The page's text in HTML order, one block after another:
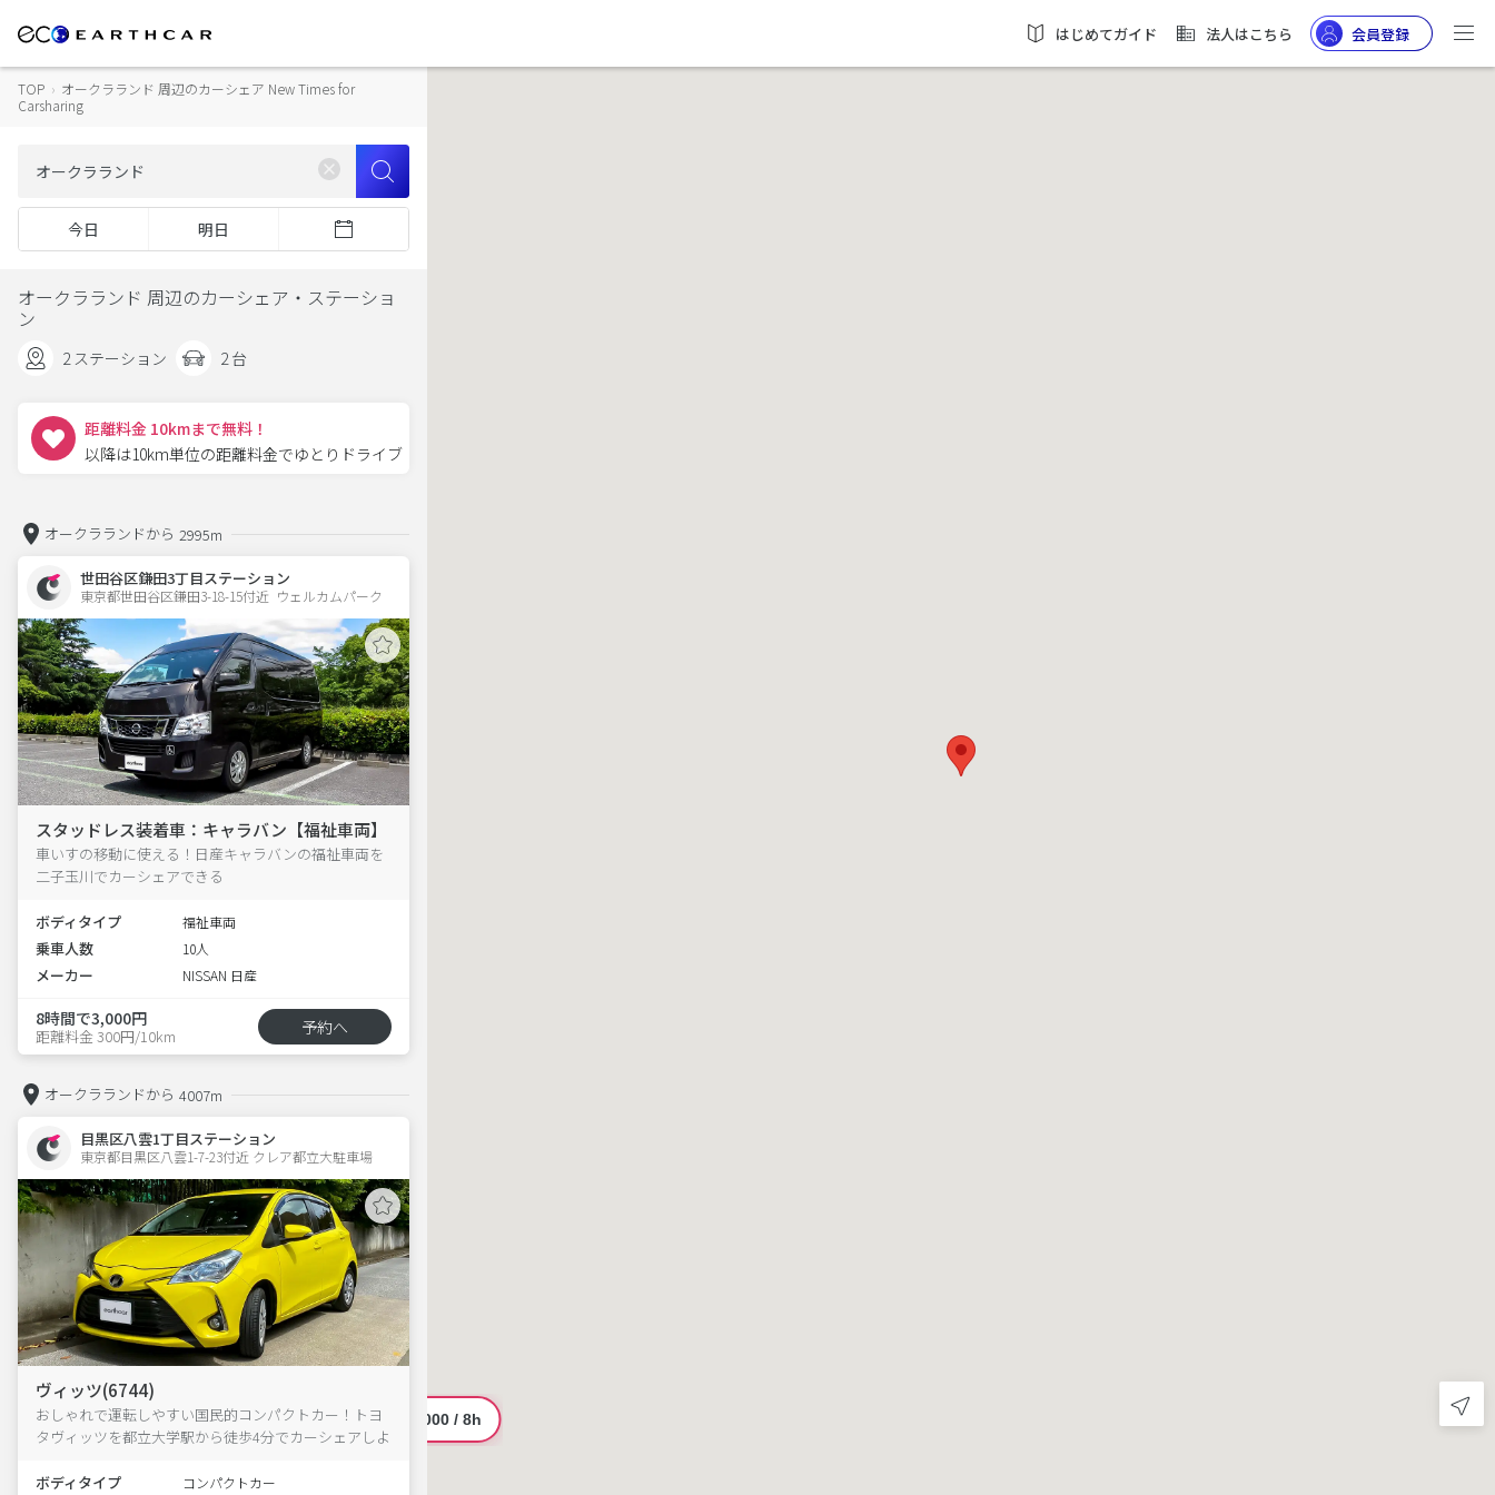
はじめてガイド 法人はこちら 会員登録
TOP › オークラランド 周辺のカーシェア New Times for
Carsharing
今日 明日
オークラランド 周辺のカーシェア・ステーショ
ン
2 ステーション 2 台
距離料金 10kmまで無料！
以降は10km単位の距離料金でゆとりドライブ
オークラランドから 2995m
世田谷区鎌田3丁目ステーション
東京都世田谷区鎌田3-18-15付近  ウェルカムパーク
スタッドレス装着車：キャラバン【福祉車両】
車いすの移動に使える！日産キャラバンの福祉車両を
二子玉川でカーシェアできる
ボディタイプ 福祉車両
乗車人数 10人
メーカー NISSAN 日産
8時間で3,000円
距離料金 300円/10km 予約へ
オークラランドから 4007m
目黒区八雲1丁目ステーション
東京都目黒区八雲1-7-23付近 クレア都立大駐車場
ヴィッツ(6744)
おしゃれで運転しやすい国民的コンパクトカー！トヨ
タヴィッツを都立大学駅から徒歩4分でカーシェアしよ
ボディタイプ
コンパクトカー